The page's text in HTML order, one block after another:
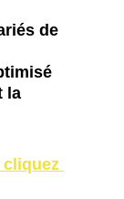
de
la
cliquez